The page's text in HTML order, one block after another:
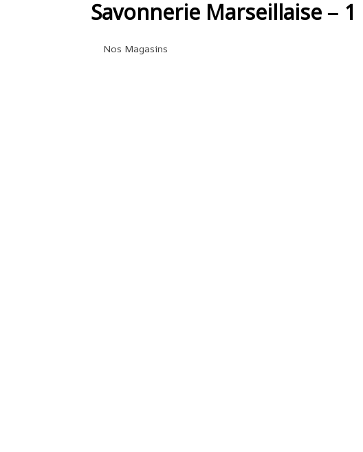
Savonnerie Marseillaise –
Nos Magasins